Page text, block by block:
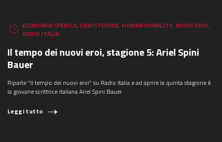
ECONOMIA SFERICA, GRATITUDINE, HUMANOVABILITY, NUOVI EROI,
RADIO ITALIA
Il tempo dei nuovi eroi, stagione 5: Ariel Spini
Bauer
Riparte "Il tempo dei nuovi eroi" su Radio Italia e ad aprire la quinta stagione è
la giovane scrittrice italiana Ariel Spini Bauer
Leggi tutto